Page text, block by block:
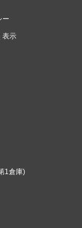
ー
表示
1倉庫)